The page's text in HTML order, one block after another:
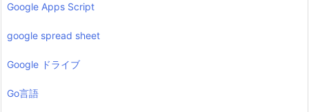
Google Apps Script
google spread sheet
Google ドライブ
Go言語